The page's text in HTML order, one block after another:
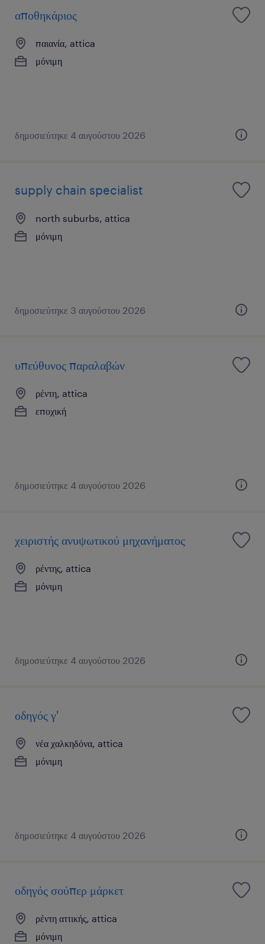
αποθηκάριος
παιανία, attica
μόνιμη
δημοσιεύτηκε 4 αυγούστου 2026
supply chain specialist
north suburbs, attica
μόνιμη
δημοσιεύτηκε 3 αυγούστου 2026
υπεύθυνος παραλαβών
ρέντη, attica
εποχική
δημοσιεύτηκε 4 αυγούστου 2026
χειριστής ανυψωτικού μηχανήματος
ρέντης, attica
μόνιμη
δημοσιεύτηκε 4 αυγούστου 2026
οδηγός γ'
νέα χαλκηδόνα, attica
μόνιμη
δημοσιεύτηκε 4 αυγούστου 2026
οδηγός σούπερ μάρκετ
ρέντη αττικής, attica
μόνιμη